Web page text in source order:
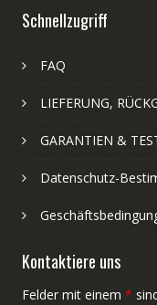
Schnellzugriff
FAQ
LIEFERUNG,
GARANTIEN &
Datenschutz-
Kontaktiere uns
Felder mit einem *